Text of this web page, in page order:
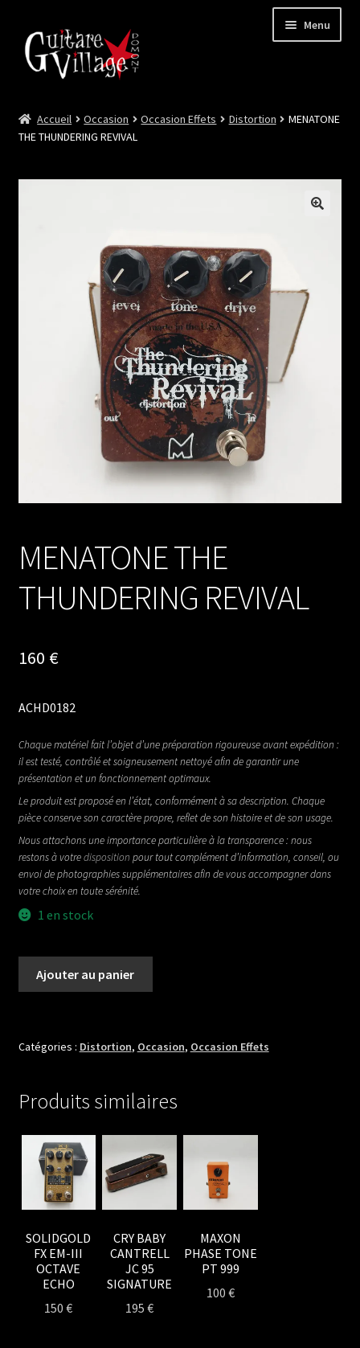
Menu
Neuf
le
enfant
Accueil Occasion Occasion Effets Distortion
MENATONE
THE THUNDERING REVIVAL
MENATONE THE
THUNDERING REVIVAL
160 €
ACHD0182
Chaque matériel fait l’objet d’une préparation rigoureuse avant expédition :
il est testé, contrôlé et soigneusement nettoyé afin de garantir une
présentation et un fonctionnement optimaux.
Le produit est proposé en l’état, conformément à sa description. Chaque
pièce conserve son caractère propre, reflet de son histoire et de son usage.
Nous attachons une importance particulière à la transparence : nous
restons à votredisposition pour tout complément d’information, conseil, ou
envoi de photographies supplémentaires afin de vous accompagner dans
votre choix en toute sérénité.
1 en stock
THUNDERING
Ajouter au panier
Catégories : Distortion, Occasion, Occasion Effets
Produits similaires
SOLIDGOLD
FX EM-III
OCTAVE
ECHO
150€
CRY BABY
CANTRELL
JC 95
SIGNATURE
195€
MAXON
PHASE TONE
PT 999
100 €